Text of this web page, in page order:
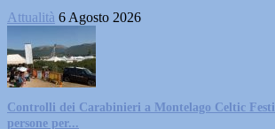
Attualità 6 Agosto 2026
Controlli dei Carabinieri a Montelago Celtic
persone per...